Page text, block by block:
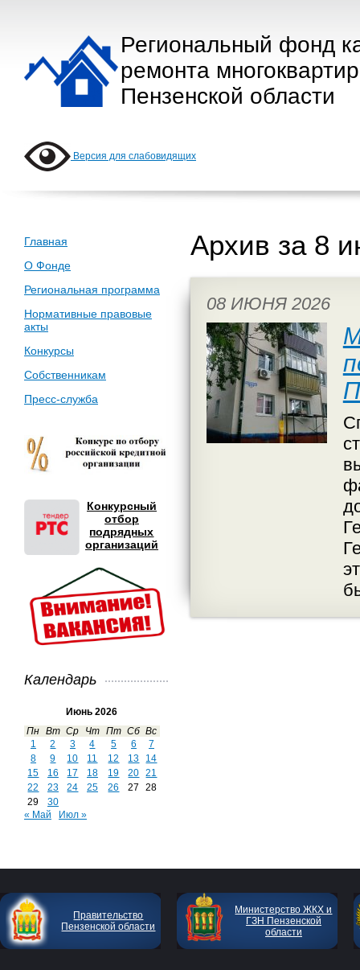
Региональный фонд
ремонта
Пензенской области
Версия для слабовидящих
Главная
О Фонде
Региональная программа
Нормативные правовые
акты
Конкурсы
Собственникам
Пресс-служба
Конкурсный
отбор
подрядных
организаций
Календарь
Июнь 2026
Пн Вт Ср Чт Пт Сб Вс
1
2 3 4 5 6
7
8
9 10 11 12 13
14
15
16 17 18 19 20
21
22
23 24 25 26 27
28
29
30
« Май
Июл »
Архив за 8
08 ИЮНЯ 2026
Правительство
Пензенской области
Министерство ЖКХ и
ГЗН Пензенской
области